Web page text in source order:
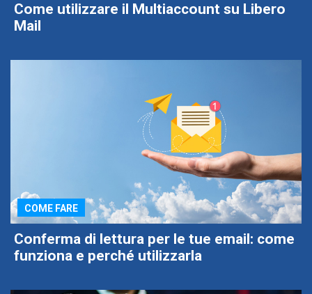
Come utilizzare il Multiaccount su Libero
Mail
COME FARE
Conferma di lettura per le tue email: come
funziona e perché utilizzarla